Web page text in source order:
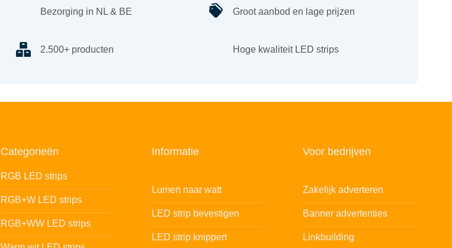
Bezorging in NL & BE
2.500+ producten
Groot aanbod en lage prijzen
Hoge kwaliteit LED strips
Categorieën
RGB LED strips
RGB+W LED strips
RGB+WW LED strips
Informatie
Lumen naar watt
LED strip bevestigen
LED strip knippert
Voor bedrijven
Zakelijk adverteren
Banner advertenties
Linkbuilding